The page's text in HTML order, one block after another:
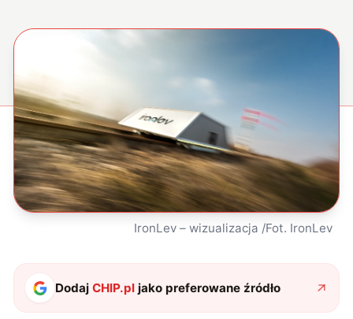
IronLev – wizualizacja /Fot. IronLev
DodajCHIP.pl jako preferowane źródło